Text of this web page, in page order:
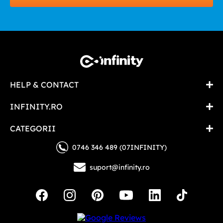
HELP & CONTACT
INFINITY.RO
CATEGORII
0746 346 489 (07INFINITY)
suport@infinity.ro